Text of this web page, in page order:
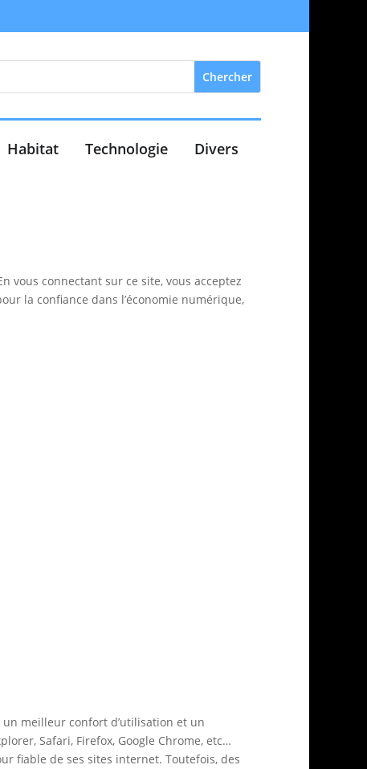
Habitat Technologie Divers
vous connectant sur ce site, vous acceptez
la confiance dans l’économie numérique,
un meilleur confort d’utilisation et un
Safari, Firefox, Google Chrome, etc…
fiable de ses sites internet. Toutefois, des